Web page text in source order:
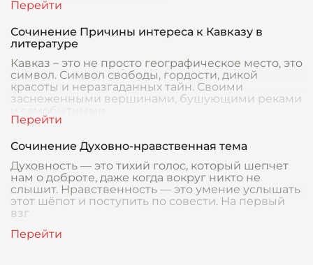
Сочинение Причины интереса к Кавказу в
литературе
Кавказ – это не просто географическое место, это
символ. Символ свободы, гордости, дикой
красоты и неразгаданных тайн. Своими
заснеженными вершинами, бушующими реками
и самобытными
Сочинение Духовно-нравственная тема
Духовность — это тихий голос, который шепчет
нам о доброте, даже когда вокруг никто не
слышит. Нравственность — это умение услышать
этот шёпот и поступить по совести. На первый
взг